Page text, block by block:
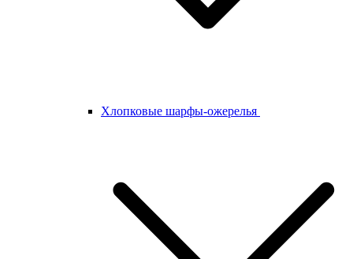
Хлопковые шарфы-ожерелья